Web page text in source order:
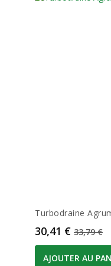
Turbodraine
Prix
30,41 € Prix de
33,79 €
AJOUTER AU